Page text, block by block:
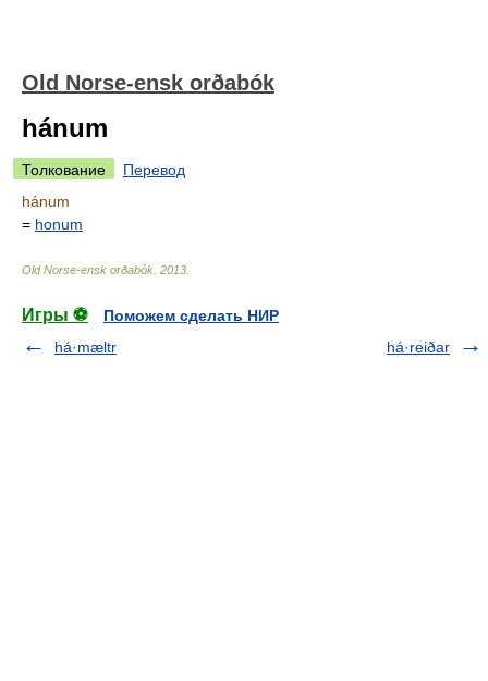
Old Norse-ensk orðabók
hánum
Толкование
Перевод
hánum
= honum
Old Norse-ensk orðabók 2013
Игры ⚽
Поможем сделать НИР
há·mæltr
há·reiðar